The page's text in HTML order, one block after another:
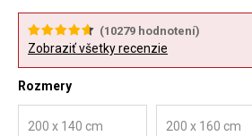
(10279 hodnotení)
Zobraziť všetky recenzie
Rozmery
200 x 140 cm
200 x 160 cm